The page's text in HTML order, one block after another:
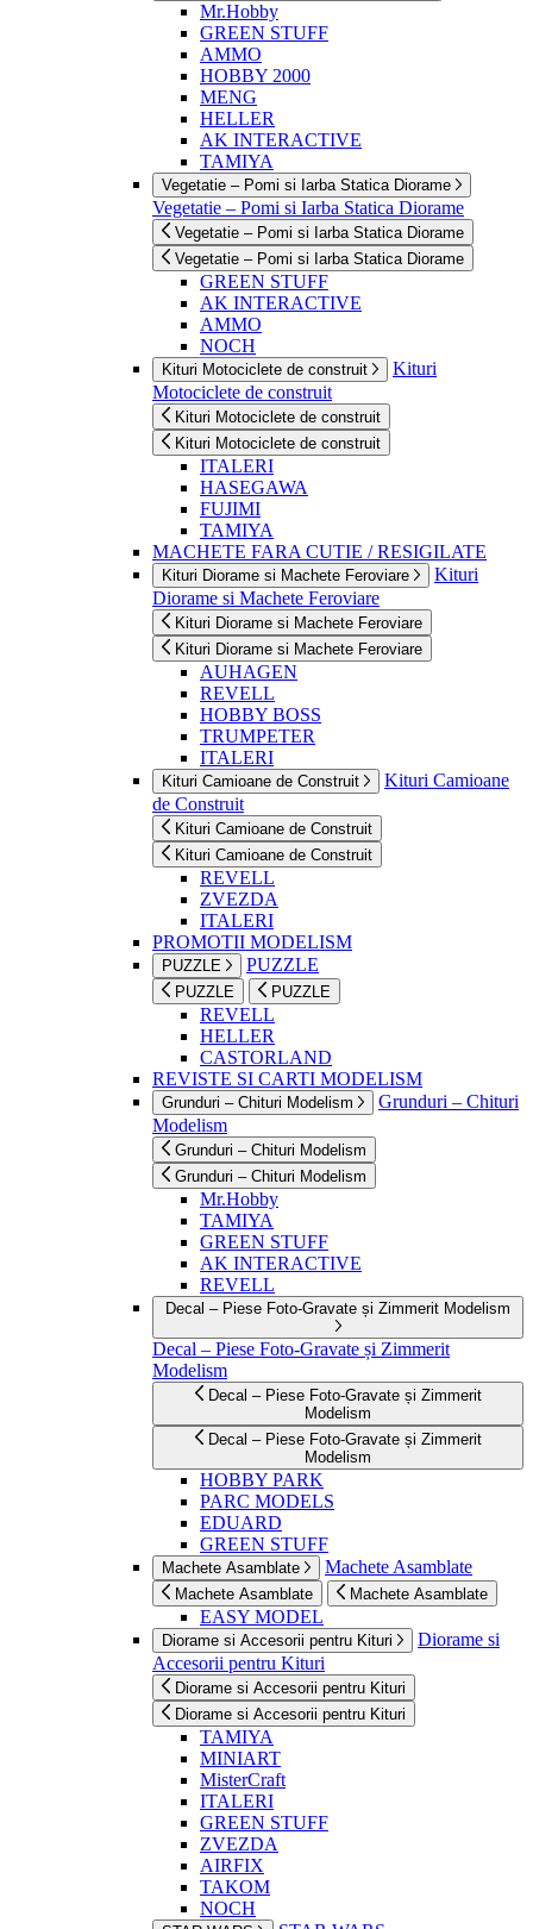
Mr.Hobby
GREEN STUFF
AMMO
HOBBY 2000
MENG
HELLER
AK INTERACTIVE
TAMIYA
Vegetatie – Pomi si Iarba Statica Diorame
Vegetatie – Pomi si Iarba Statica Diorame
Vegetatie – Pomi si Iarba Statica Diorame
Vegetatie – Pomi si Iarba Statica Diorame
GREEN STUFF
AK INTERACTIVE
AMMO
NOCH
Kituri Motociclete de construit
Kituri
Motociclete de construit
Kituri Motociclete de construit
Kituri Motociclete de construit
ITALERI
HASEGAWA
FUJIMI
TAMIYA
MACHETE FARA CUTIE / RESIGILATE
Kituri Diorame si Machete Feroviare
Kituri
Diorame si Machete Feroviare
Kituri Diorame si Machete Feroviare
Kituri Diorame si Machete Feroviare
AUHAGEN
REVELL
HOBBY BOSS
TRUMPETER
ITALERI
Kituri Camioane de Construit
Kituri Camioane
de Construit
Kituri Camioane de Construit
Kituri Camioane de Construit
REVELL
ZVEZDA
ITALERI
PROMOTII MODELISM
PUZZLE PUZZLE
PUZZLE PUZZLE
REVELL
HELLER
CASTORLAND
REVISTE SI CARTI MODELISM
Grunduri – Chituri Modelism
Grunduri – Chituri
Modelism
Grunduri – Chituri Modelism
Grunduri – Chituri Modelism
Mr.Hobby
TAMIYA
GREEN STUFF
AK INTERACTIVE
REVELL
Decal – Piese Foto-Gravate și Zimmerit Modelism
Decal – Piese Foto-Gravate și Zimmerit
Modelism
Decal – Piese Foto-Gravate și Zimmerit
Modelism
Decal – Piese Foto-Gravate și Zimmerit
Modelism
HOBBY PARK
PARC MODELS
EDUARD
GREEN STUFF
Machete Asamblate Machete Asamblate
Machete Asamblate Machete Asamblate
EASY MODEL
Diorame si Accesorii pentru Kituri
Diorame si
Accesorii pentru Kituri
Diorame si Accesorii pentru Kituri
Diorame si Accesorii pentru Kituri
TAMIYA
MINIART
MisterCraft
ITALERI
GREEN STUFF
ZVEZDA
AIRFIX
TAKOM
NOCH